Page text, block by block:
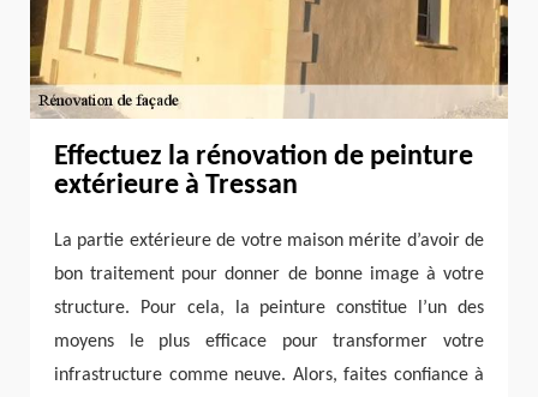
Effectuez la rénovation de peinture
extérieure à Tressan
La partie extérieure de votre maison mérite d’avoir de
bon traitement pour donner de bonne image à votre
structure. Pour cela, la peinture constitue l’un des
moyens le plus efficace pour transformer votre
infrastructure comme neuve. Alors, faites confiance à